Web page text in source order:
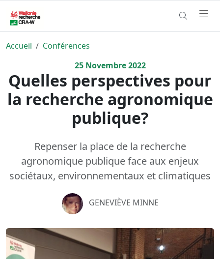
Accueil
Conférences
25Novembre2022
Quelles perspectives pour
la recherche agronomique
publique?
Repenser la place de la recherche
agronomique publique face aux enjeux
sociétaux, environnementaux et climatiques
GENEVIÈVE MINNE